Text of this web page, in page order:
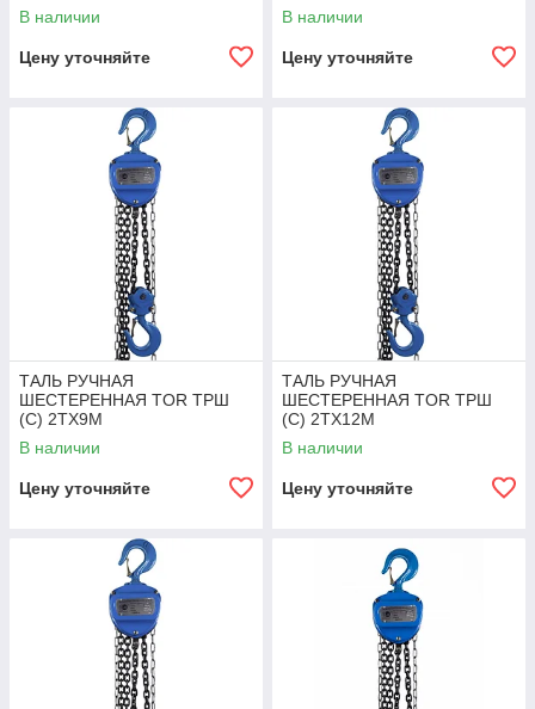
В наличии
Цену уточняйте
В наличии
Цену уточняйте
ТАЛЬ РУЧНАЯ
ШЕСТЕРЕННАЯ TOR ТРШ
(C) 2ТХ9М
В наличии
Цену уточняйте
ТАЛЬ РУЧНАЯ
ШЕСТЕРЕННАЯ TOR ТРШ
(C) 2ТХ12М
В наличии
Цену уточняйте